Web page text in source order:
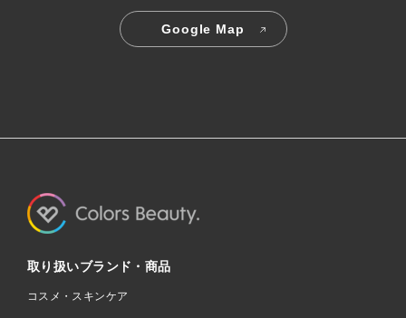
Google Map
取り扱いブランド・商品
コスメ・スキンケア